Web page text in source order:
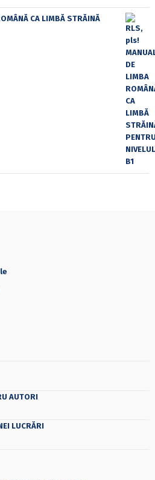
CA LIMBĂ STRĂINĂ
AUTORI
LUCRĂRI